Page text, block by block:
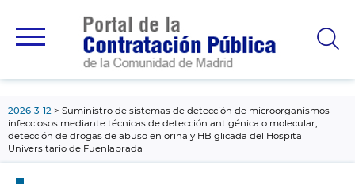
principal
2026-3-12
Suministro de sistemas de detección de microorganismos
infecciosos mediante técnicas de detección antigénica o molecular,
detección de drogas de abuso en orina y HB glicada del Hospital
Universitario de Fuenlabrada